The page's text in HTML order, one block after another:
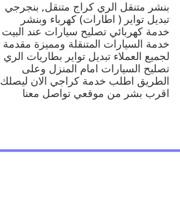
متنقل
كراج
الري
99007355
كهرباء
وبنشر,
بنجرجي,
كهربائي
بنشر متنقل الري كراج متنقل, بنجرجي
تبديل تواير ( اطارات) كهرباء وبنشر
خدمة كهربائي تصليح سيارات عند البيت
خدمة السيارات المتنقلة ومميزة مقدمة
لجميع العملاء تبديل تواير بطاريات الري
تصليح السيارات امام المنزل وعلى
الطريق اطلب خدمة كراجي الان ليصلك
اقرب بشر من موقعي تواصل معنا